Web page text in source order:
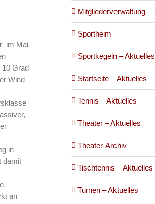
im Mai
10 Grad
Wind
in
damit
an
Mitgliederverwaltung
Sportheim
Sportkegeln – Aktuelles
Startseite – Aktuelles
Tennis – Aktuelles
Theater – Aktuelles
Theater-Archiv
Tischtennis – Aktuelles
Turnen – Aktuelles